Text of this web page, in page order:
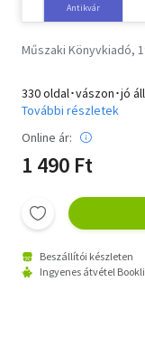
Antikvár
Műszaki Könyvkiadó,
330 oldal･vászon･jó
További részletek
Online ár:
1 490 Ft
Beszállítói készleten
Ingyenes átvétel